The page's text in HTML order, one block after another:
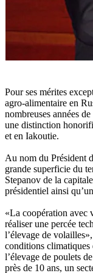
Pour ses mérites
agro-alimentaire en
nombreuses années
une distinction
et en Iakoutie.
Au nom du Président
grande superficie du
Stepanov de la
présidentiel ainsi
«La coopération avec
réaliser une percée
l’élevage de
conditions climatiques
l’élevage de poulets
près de 10 ans, un